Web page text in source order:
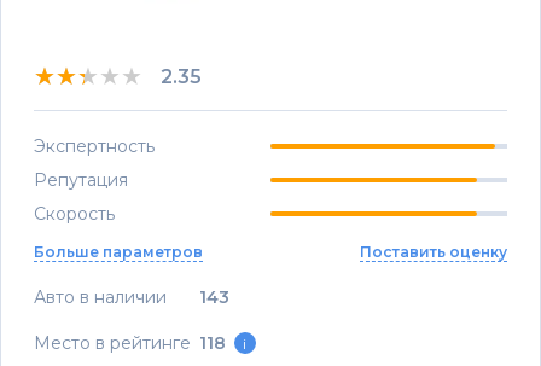
★★★★★
★★★★★
★★★★★ 2.35
Экспертность
Репутация
Скорость
Больше параметров Поставить оценку
Авто в наличии 143
Место в рейтинге 118 i